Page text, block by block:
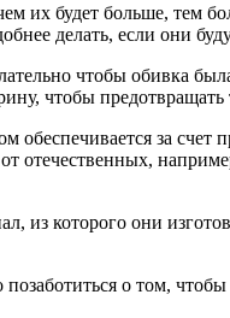
их будет больше,
делать, если они
чтобы обивка
чтобы предотвращать
обеспечивается за
отечественных,
из которого они
о том,